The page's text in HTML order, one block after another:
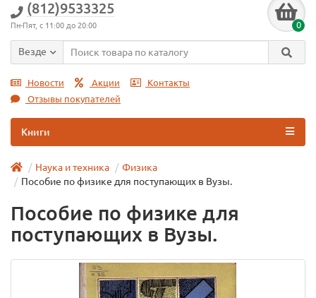
(812)9533325
Пн-Пят, с 11:00 до 20:00 0
Везде
Новости Акции
Контакты
Отзывы покупателей
Книги
Наука и техника
Физика
Пособие по физике для поступающих в Вузы.
Пособие по физике для
поступающих в Вузы.